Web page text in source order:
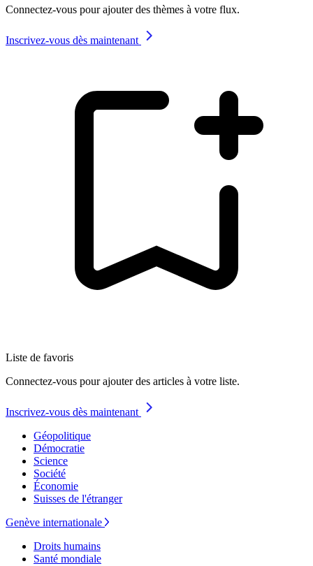
Connectez-vous pour ajouter des thèmes à votre flux.
Inscrivez-vous dès maintenant
Liste de favoris
Connectez-vous pour ajouter des articles à votre liste.
Inscrivez-vous dès maintenant
Géopolitique
Démocratie
Science
Société
Économie
Suisses de l'étranger
Genève internationale
Droits humains
Santé mondiale